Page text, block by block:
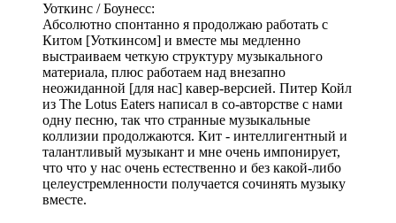
Уоткинс / Боунесс:
Абсолютно спонтанно я продолжаю работать с
Китом [Уоткинсом] и вместе мы медленно
выстраиваем четкую структуру музыкального
материала, плюс работаем над внезапно
неожиданной [для нас] кавер-версией. Питер Койл
из The Lotus Eaters написал в со-авторстве с нами
одну песню, так что странные музыкальные
коллизии продолжаются. Кит - интеллигентный и
талантливый музыкант и мне очень импонирует,
что что у нас очень естественно и без какой-либо
целеустремленности получается сочинять музыку
вместе.